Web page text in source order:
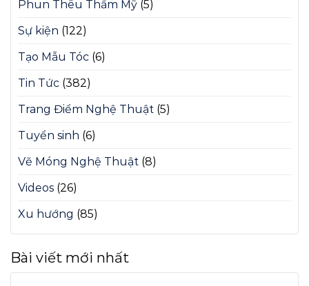
Phun Thêu Thẩm Mỹ (5)
Sự kiện (122)
Tạo Mẫu Tóc (6)
Tin Tức (382)
Trang Điểm Nghệ Thuật (5)
Tuyển sinh (6)
Vẽ Móng Nghệ Thuật (8)
Videos (26)
Xu hướng (85)
Bài viết mới nhất